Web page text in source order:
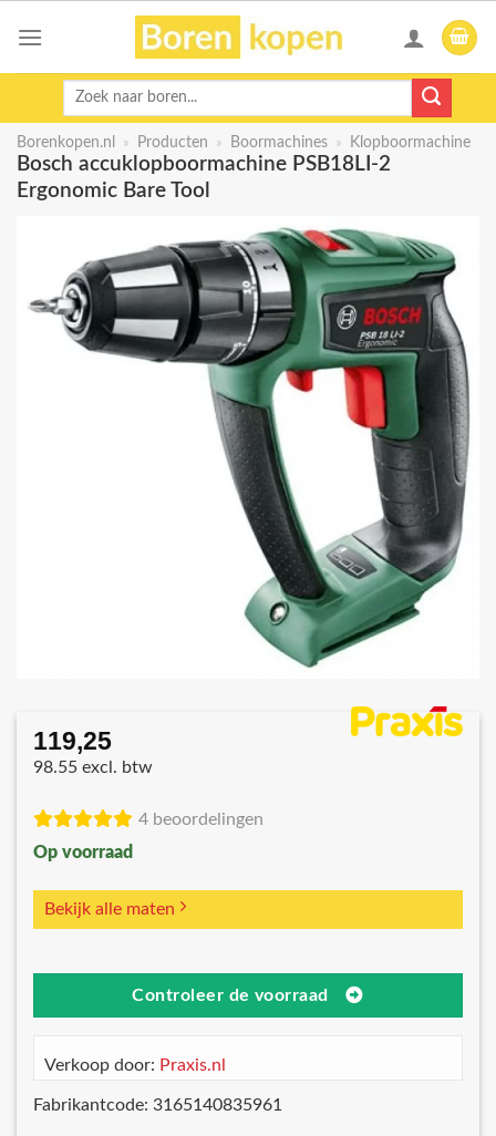
Zoeken
Borenkopen.nl » Producten » Boormachines » Klopboormachine
Bosch accuklopboormachine PSB18LI-2
Ergonomic Bare Tool
119,25
98.55 excl. btw
4 beoordelingen
Op voorraad
Bekijk alle maten
Controleer de voorraad
Verkoop door: Praxis.nl
Fabrikantcode: 3165140835961